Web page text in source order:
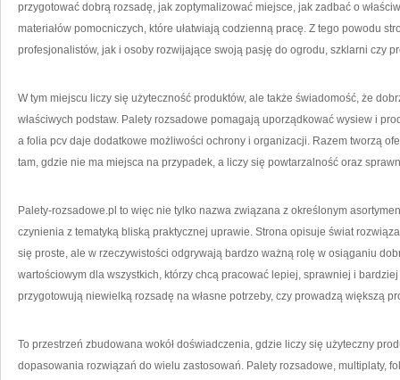
przygotować dobrą rozsadę, jak zoptymalizować miejsce, jak zadbać o
materiałów pomocniczych, które ułatwiają codzienną pracę. Z tego powodu
profesjonalistów, jak i osoby rozwijające swoją pasję do ogrodu, szklarni czy
W tym miejscu liczy się użyteczność produktów, ale także świadomość, że
właściwych podstaw. Palety rozsadowe pomagają uporządkować wysiew i
a folia pcv daje dodatkowe możliwości ochrony i organizacji. Razem tworzą
tam, gdzie nie ma miejsca na przypadek, a liczy się powtarzalność oraz
Palety-rozsadowe.pl to więc nie tylko nazwa związana z określonym
czynienia z tematyką bliską praktycznej uprawie. Strona opisuje świat
się proste, ale w rzeczywistości odgrywają bardzo ważną rolę w osiąganiu
wartościowym dla wszystkich, którzy chcą pracować lepiej, sprawniej i
przygotowują niewielką rozsadę na własne potrzeby, czy prowadzą większą
To przestrzeń zbudowana wokół doświadczenia, gdzie liczy się użyteczny
dopasowania rozwiązań do wielu zastosowań. Palety rozsadowe, multiplaty,